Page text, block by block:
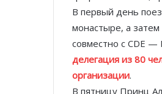
В первый день
монастыре, а
совместно с CDE —
делегация из 80
организации.
В пятницу Принц